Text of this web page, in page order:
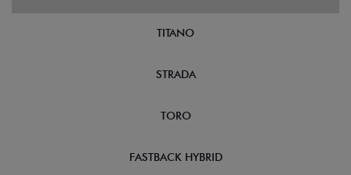
TITANO
STRADA
TORO
FASTBACK HYBRID